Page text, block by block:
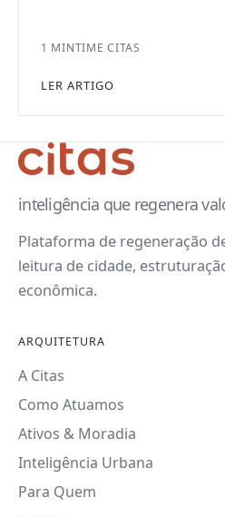
1 MINTIME CITAS
LER ARTIGO
inteligência que regenera
Plataforma de regeneração
leitura de cidade,
econômica.
ARQUITETURA
A Citas
Como Atuamos
Ativos & Moradia
Inteligência Urbana
Para Quem